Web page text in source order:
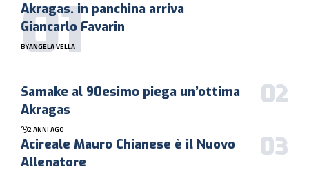
Akragas. in panchina arriva
Giancarlo Favarin
BYANGELA VELLA
Samake al 90esimo piega un’ottima
Akragas
2 ANNI AGO
Acireale Mauro Chianese è il Nuovo
Allenatore